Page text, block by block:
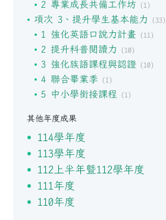
2 專業成長共備工作坊 (1)
項次 3、提升學生基本能力 (33)
1 強化英語口說力計畫 (11)
2 提升科普閱讀力 (10)
3 強化族語課程與認證(10)
4 聯合畢業季 (1)
5 中小學銜接課程 (1)
其他年度成果
114學年度
113學年度
112上半年暨112學年度
111年度
110年度